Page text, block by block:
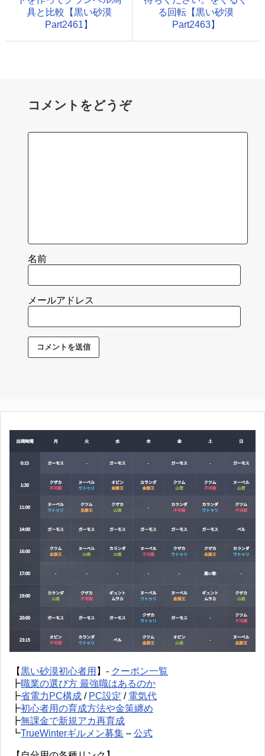
具と比較【黒い砂漠
Part2461】
る回転【黒い砂漠
Part2463】
コメントをどうぞ
名前
メールアドレス
【黒い砂漠初心者用 】- クーポン一覧
┣職業の選び方 最強職はあるのか
┣省電力PC構成 / PC設定 / 電気代
┣初心者用の育成方法や金策纏め
┣無課金で新規アカ再育成
┗TrueWinterギルメン募集 – 公式